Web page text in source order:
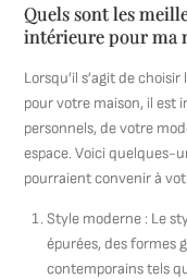
Quels sont les
intérieure pour ma
Lorsqu’il s’agit de
pour votre maison, il est
personnels, de votre
espace. Voici quelques-
pourraient convenir à
Style moderne : Le
épurées, des formes
contemporains tels